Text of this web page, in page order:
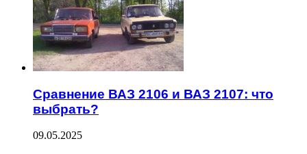
Сравнение ВАЗ 2106 и ВАЗ 2107: что
выбрать?
09.05.2025